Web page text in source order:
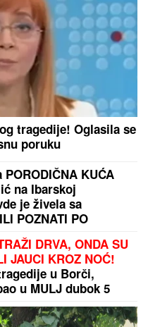
tragedije! Oglasila se
poruku
KUĆA
na Ibarskoj
je živela sa
POZNATI PO
DRVA, ONDA SU
JAUCI KROZ NOĆ!
u Borči,
u MULJ dubok 5
dete, da tako
VIDEO)